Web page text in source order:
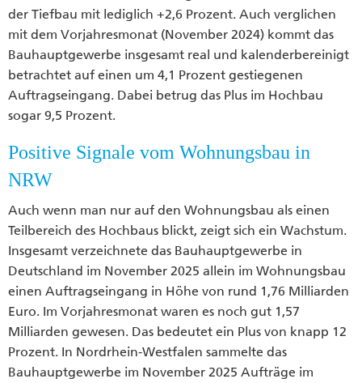
der Tiefbau mit lediglich +2,6 Prozent. Auch verglichen
mit dem Vorjahresmonat (November 2024) kommt das
Bauhauptgewerbe insgesamt real und kalenderbereinigt
betrachtet auf einen um 4,1 Prozent gestiegenen
Auftragseingang. Dabei betrug das Plus im Hochbau
sogar 9,5 Prozent.
Positive Signale vom Wohnungsbau in
NRW
Auch wenn man nur auf den Wohnungsbau als einen
Teilbereich des Hochbaus blickt, zeigt sich ein Wachstum.
Insgesamt verzeichnete das Bauhauptgewerbe in
Deutschland im November 2025 allein im Wohnungsbau
einen Auftragseingang in Höhe von rund 1,76 Milliarden
Euro. Im Vorjahresmonat waren es noch gut 1,57
Milliarden gewesen. Das bedeutet ein Plus von knapp 12
Prozent. In Nordrhein-Westfalen sammelte das
Bauhauptgewerbe im November 2025 Aufträge im